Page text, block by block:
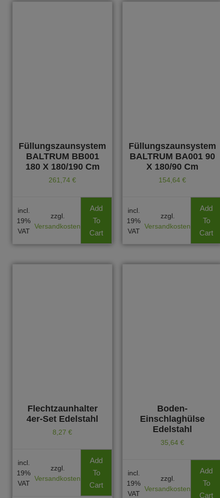
Füllungszaunsystem
BALTRUM BB001
180 X 180/190 Cm
261,74 €
incl.
19%
VAT
zzgl.
Versandkosten
Add
To
Cart
Füllungszaunsystem
BALTRUM BA001 90
X 180/90 Cm
154,64 €
incl.
19%
VAT
zzgl.
Versandkosten
Add
To
Cart
Flechtzaunhalter
4er-Set Edelstahl
8,27 €
incl.
19%
VAT
zzgl.
Versandkosten
Add
To
Cart
Boden-
Einschlaghülse
Edelstahl
35,64 €
incl.
19%
VAT
zzgl.
Versandkosten
Add
To
Cart